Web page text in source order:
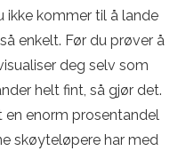
ikke kommer til å lande
enkelt. Før du prøver å
deg selv som
helt fint, så gjør det.
enorm prosentandel
skøyteløpere har med